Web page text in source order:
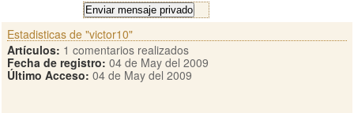
Estadisticas de "victor10"
Artículos: 1 comentarios realizados
Fecha de registro: 04 de May del 2009
Último Acceso: 04 de May del 2009